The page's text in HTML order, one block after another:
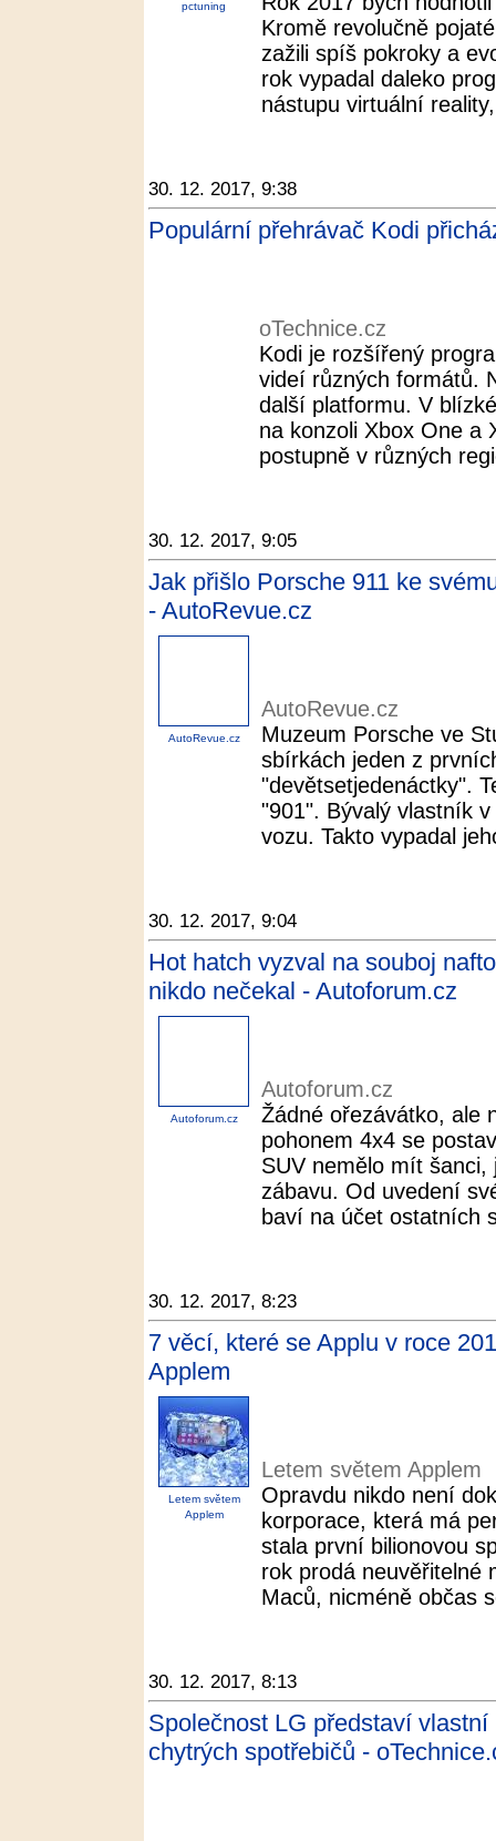
pctuning
Kromě revolučně
zažili spíš pokroky a
rok vypadal daleko
nástupu virtuální
30. 12. 2017, 9:38
Populární přehrávač Kodi
oTechnice.cz
Kodi je rozšířený
videí různých formátů.
další platformu. V
na konzoli Xbox One a
postupně v různých
30. 12. 2017, 9:05
Jak přišlo Porsche 911 ke
- AutoRevue.cz
AutoRevue.cz
AutoRevue.cz
Muzeum Porsche ve
sbírkách jeden z
"devětsetjedenáctky".
"901". Bývalý vlastník
vozu. Takto vypadal
30. 12. 2017, 9:04
Hot hatch vyzval na souboj
nikdo nečekal - Autoforum.cz
Autoforum.cz
Autoforum.cz
Žádné ořezávátko, ale
pohonem 4x4 se
SUV nemělo mít
zábavu. Od uvedení
baví na účet ostatních
30. 12. 2017, 8:23
7 věcí, které se Applu v roce
Applem
Letem světem
Applem
Letem světem Applem
Opravdu nikdo není
korporace, která má
stala první bilionovou
rok prodá neuvěřitelné
Maců, nicméně občas
30. 12. 2017, 8:13
Společnost LG představí
chytrých spotřebičů -